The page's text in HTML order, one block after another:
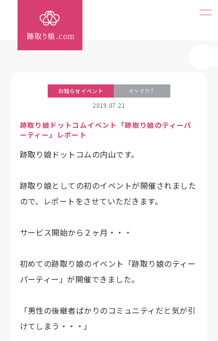
お知らせイベント event
2019.07.21
跡取り娘ドットコムイベント「跡取り娘のティーパ
ーティー」レポート
跡取り娘ドットコムの内山です。
跡取り娘としての初のイベントが開催されました
ので、レポートをさせていただきます。
サービス開始から２ヶ月・・・
初めての跡取り娘のイベント「跡取り娘のティー
パーティー」が開催できました。
「男性の後継者ばかりのコミュニティだと気が引
けてしまう・・・」